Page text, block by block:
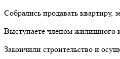
Собрались продавать
Выступаете членом жилищного
Закончили строительство и